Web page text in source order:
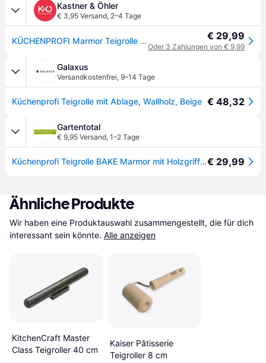
Kastner & Öhler
€ 3,95 Versand, 2–4 Tage
KÜCHENPROFI Marmor Teigrolle mit Holzgriff 47cm schwarz - EG € 29,99
Oder 3 Zahlungen von € 9,99
Galaxus
Versandkostenfrei, 9–14 Tage
Küchenprofi Teigrolle mit Ablage, Wallholz, Beige € 48,32
Gartentotal
€ 9,95 Versand, 1–2 Tage
Küchenprofi Teigrolle BAKE Marmor mit Holzgriff Nudelholz€ 29,99
Ähnliche Produkte
Wir haben eine Produktauswahl zusammengestellt, die für dich
interessant sein könnte. Alle anzeigen
KitchenCraft Master
Class Teigroller 40 cm
Kaiser Pâtisserie
Teigroller 8 cm